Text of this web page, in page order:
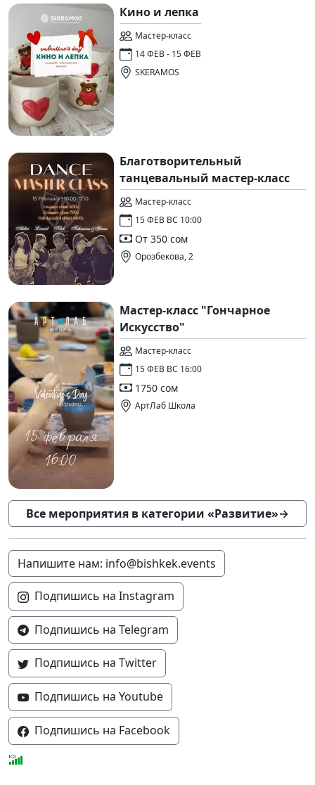
Кино и лепка
Мастер-класс
14 ФЕВ - 15 ФЕВ
SKERAMOS
Благотворительный
танцевальный мастер-класс
Мастер-класс
15 ФЕВ ВС 10:00
От 350 сом
Орозбекова, 2
Мастер-класс "Гончарное
Искусство"
Мастер-класс
15 ФЕВ ВС 16:00
1750 сом
АртЛаб Школа
Все мероприятия в категории «Развитие»→
Напишите нам: info@bishkek.events
Подпишись на Instagram
Подпишись на Telegram
Подпишись на Twitter
Подпишись на Youtube
Подпишись на Facebook